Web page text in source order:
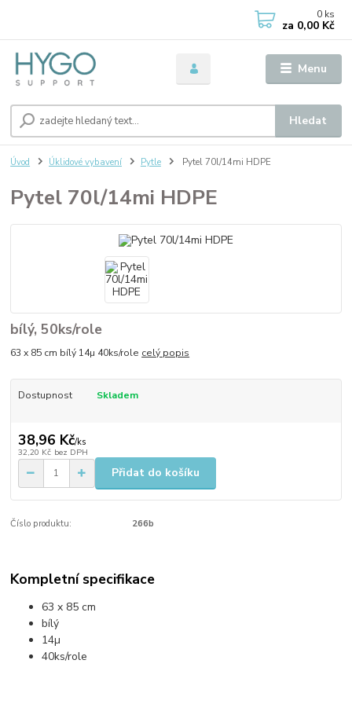
Menu
Hledat
0 ks
za 0,00 Kč
Úvod Úklidové vybavení Pytle Pytel 70l/14mi HDPE
Pytel 70l/14mi HDPE
bílý, 50ks/role
63 x 85 cm bílý 14µ 40ks/role celý popis
Dostupnost Skladem
38,96 Kč/ks
32,20 Kč bez DPH
Přidat do košíku
Číslo produktu: 266b
Kompletní specifikace
63 x 85 cm
bílý
14µ
40ks/role